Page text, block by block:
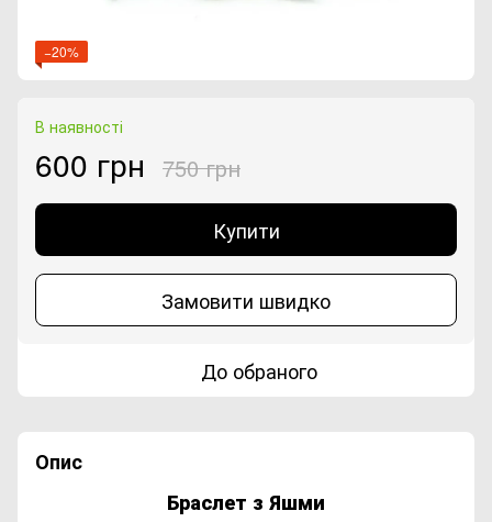
−20%
В наявності
600 грн 750 грн
Купити
Замовити швидко
До обраного
Опис
Браслет з Яшми